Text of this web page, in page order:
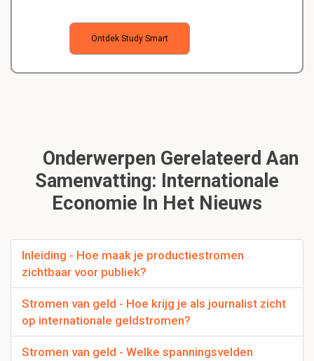
Ontdek Study Smart
Onderwerpen Gerelateerd Aan
Samenvatting: Internationale
Economie In Het Nieuws
Inleiding - Hoe maak je productiestromen
zichtbaar voor publiek?
Stromen van geld - Hoe krijg je als journalist zicht
op internationale geldstromen?
Stromen van geld - Welke spanningsvelden